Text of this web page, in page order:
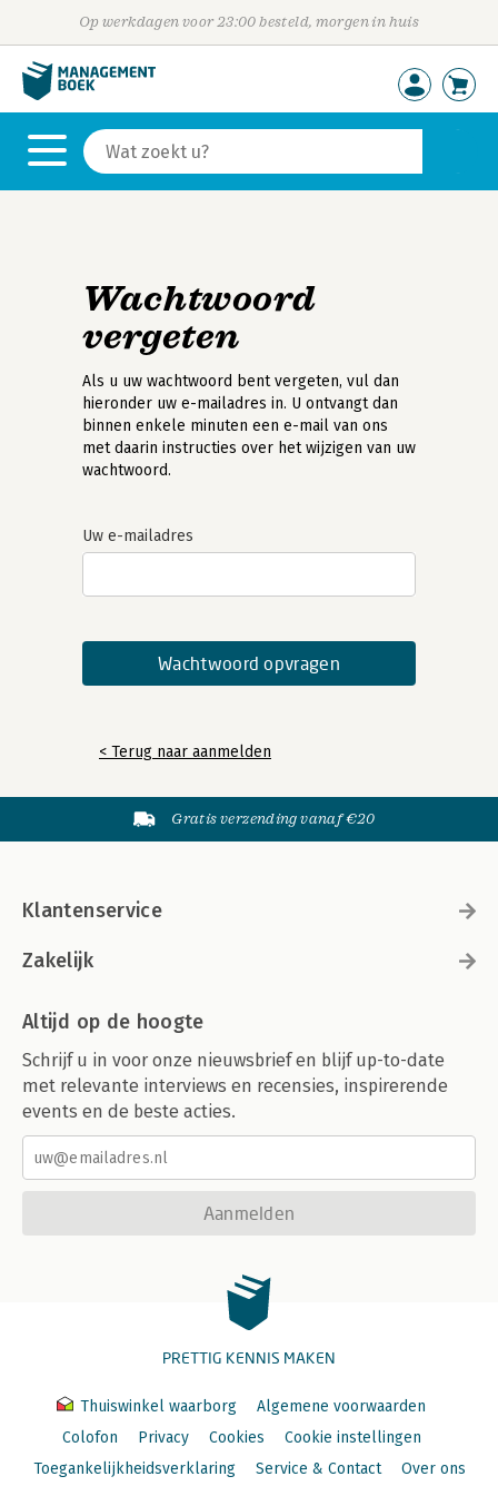
Op werkdagen voor 23:00 besteld, morgen in huis
Wachtwoord
vergeten
Als u uw wachtwoord bent vergeten, vul dan
hieronder uw e-mailadres in. U ontvangt dan
binnen enkele minuten een e-mail van ons
met daarin instructies over het wijzigen van uw
wachtwoord.
Uw e-mailadres
< Terug naar aanmelden
Gratis verzending vanaf €20
Klantenservice
Zakelijk
Altijd op de hoogte
Schrijf u in voor onze nieuwsbrief en blijf up-to-date
met relevante interviews en recensies, inspirerende
events en de beste acties.
Aanmelden
PRETTIG KENNIS MAKEN
Thuiswinkel waarborg
Algemene voorwaarden
Colofon
Privacy Cookies
Cookie instellingen
Toegankelijkheidsverklaring
Service & Contact Over ons